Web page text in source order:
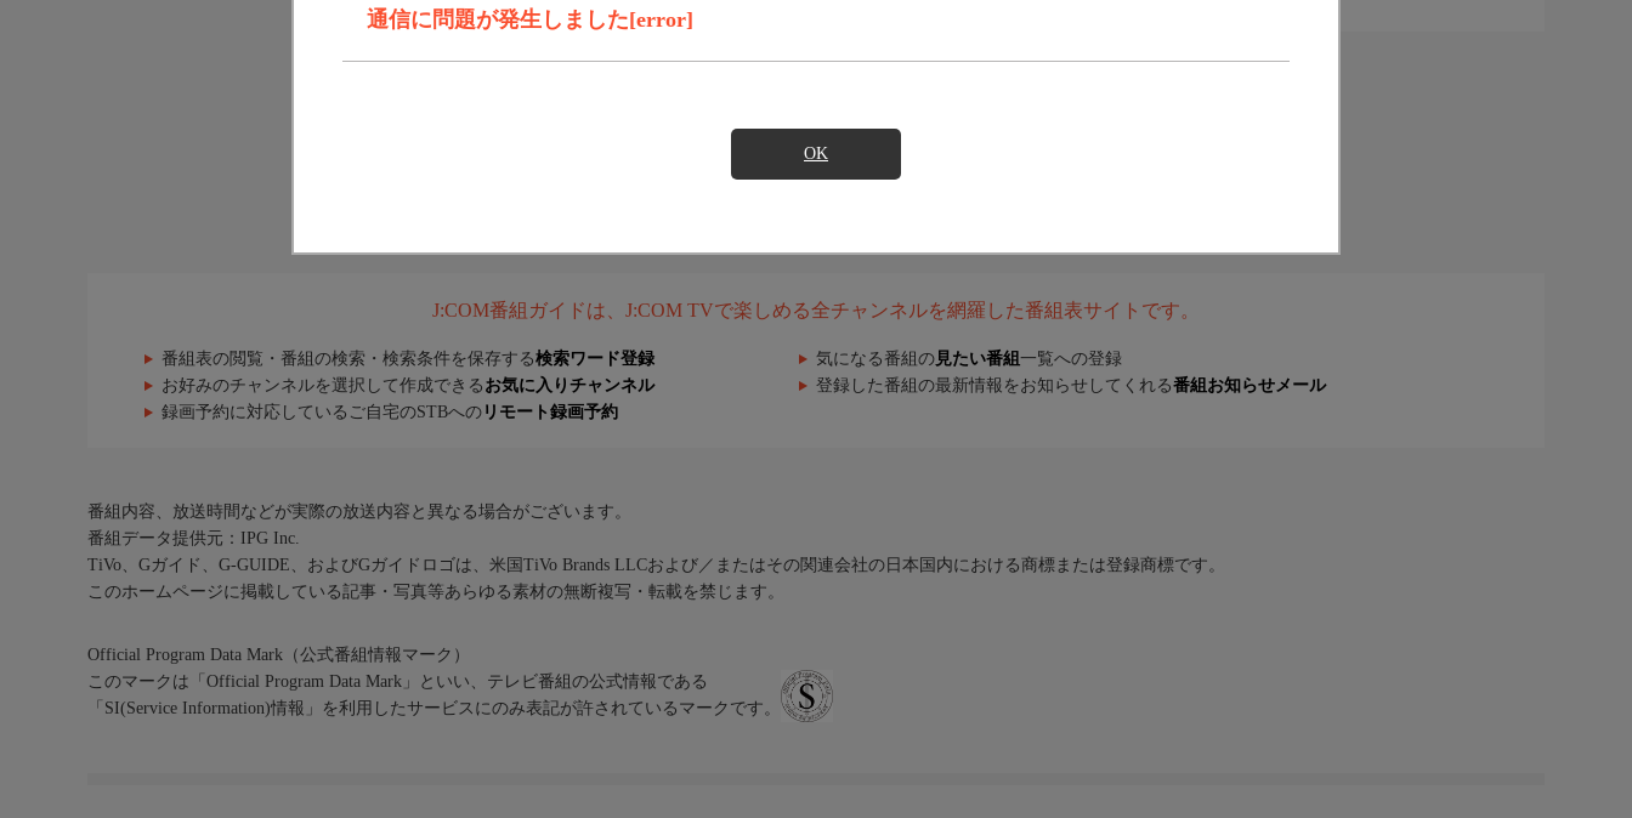
通信に問題が発生しました[error]
OK
J:COM番組ガイドは、J:COM TVで楽しめる全チャンネルを網羅した番組表サイトです。
番組表の閲覧・番組の検索・検索条件を保存する検索ワード登録 気になる番組の 見たい番組 一覧への登録
お好みのチャンネルを選択して作成できる お気に入りチャンネル 登録した番組の最新情報をお知らせしてくれる番組お知らせメール
録画予約に対応しているご自宅のSTBへの リモート録画予約
番組内容、放送時間などが実際の放送内容と異なる場合がございます。
番組データ提供元：IPG Inc.
TiVo、Gガイド、G-GUIDE、およびGガイドロゴは、米国TiVo Brands LLCおよび／またはその関連会社の日本国内における商標または登録商標です。
このホームページに掲載している記事・写真等あらゆる素材の無断複写・転載を禁じます。
Official Program Data Mark（公式番組情報マーク）
このマークは「Official Program Data Mark」といい、テレビ番組の公式情報である
「SI(Service Information)情報」を利用したサービスにのみ表記が許されているマークです。